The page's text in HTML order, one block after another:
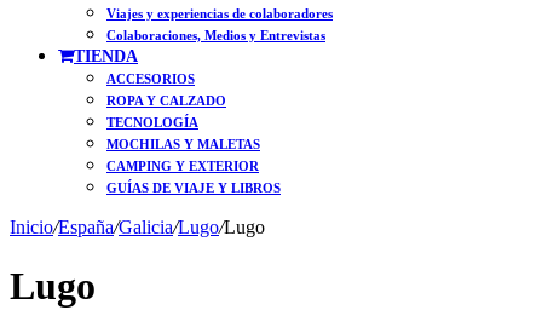
Viajes y experiencias de colaboradores
Colaboraciones, Medios y Entrevistas
TIENDA
ACCESORIOS
ROPA Y CALZADO
TECNOLOGÍA
MOCHILAS Y MALETAS
CAMPING Y EXTERIOR
GUÍAS DE VIAJE Y LIBROS
Inicio/España/Galicia/Lugo/Lugo
Lugo